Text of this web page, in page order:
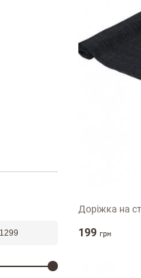
Доріжка на
199 грн